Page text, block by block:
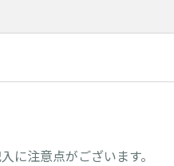
に注意点がございます。